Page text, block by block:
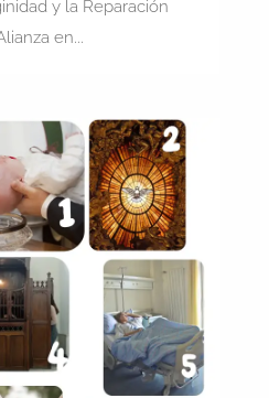
y la Reparación
en...